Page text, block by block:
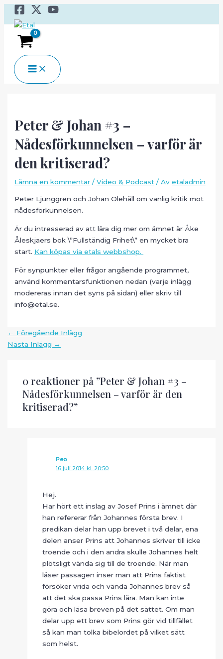
Hoppa
MAIN
MENU
Peter & Johan #3 –
Nådesförkunnelsen – varför är
den kritiserad?
Lämna en kommentar /Video & Podcast / Av etaladmin
Peter Ljunggren och Johan Olehäll om vanlig kritik mot
nådesförkunnelsen.
Är du intresserad av att lära dig mer om ämnet är Åke
Åleskjaers bok \”Fullständig Frihet\” en mycket bra
start. Kan köpas via etals webbshop.
För synpunkter eller frågor angående programmet,
använd kommentarsfunktionen nedan (varje inlägg
modereras innan det syns på sidan) eller skriv till
info@etal.se.
Inläggsnavigering
← Föregående Inlägg
Nästa Inlägg →
0 reaktioner på ”Peter & Johan #3 –
Nådesförkunnelsen – varför är den
kritiserad?”
Peo
16 juli 2014 kl. 20:50
Hej.
Har hört ett inslag av Josef Prins i ämnet där
han refererar från Johannes första brev. I
predikan delar han upp brevet i två delar, ena
delen anser Prins att Johannes skriver till icke
troende och i den andra skulle Johannes helt
plötsligt vända sig till de troende. När man
läser passagen inser man att Prins faktist
försöker vrida och vända Johannes brev så
att det ska passa Prins lära. Man kan inte
göra och läsa breven på det sättet. Om man
delar upp ett brev som Prins gör vid tillfället
så kan man tolka bibelordet på vilket sätt
som helst.